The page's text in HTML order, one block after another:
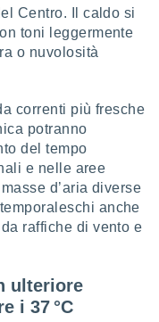
Centro. Il caldo si
toni leggermente
o nuvolosità
correnti più fresche
potranno
del tempo
e nelle aree
d’aria diverse
anche
raffiche di vento e
ulteriore
i 37 °C